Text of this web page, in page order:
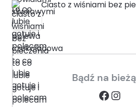
Ciasto z wiśniami bez
Bądź na